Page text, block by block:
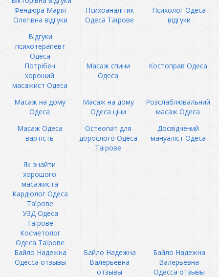
Фендюра Марія
Олегівна відгуки
Психоаналітик
Одеса Таїрове
Психолог Одеса
відгуки
Відгуки
психотерапевт
Одеса
Потрібен
хороший
масажист Одеса
Масаж спини
Одеса
Костоправ Одеса
Масаж на дому
Одеса
Масаж на дому
Одеса ціни
Розслаблювальний
масаж Одеса
Масаж Одеса
вартість
Остеопат для
дорослого Одеса
Таїрове
Досвідчений
мануаліст Одеса
Як знайти
хорошого
масажиста
Кардіолог Одеса
Таїрове
УЗД Одеса
Таїрове
Косметолог
Одеса Таїрове
Байло Надежна
Одесса отзывы
Байло Надежна
Валерьевна
отзывы
Байло Надежна
Валерьевна
Одесса отзывы